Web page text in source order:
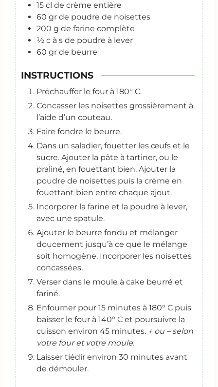
15 cl de crème entière
60 gr de poudre de noisettes
200 g de farine complète
½ c à s de poudre à lever
60 gr de beurre
INSTRUCTIONS
Préchauffer le four à 180° C.
Concasser les noisettes grossièrement à
l’aide d’un couteau.
Faire fondre le beurre.
Dans un saladier, fouetter les œufs et le
sucre. Ajouter la pâte à tartiner, ou le
praliné, en fouettant bien. Ajouter la
poudre de noisettes puis la crème en
fouettant bien entre chaque ajout.
Incorporer la farine et la poudre à lever,
avec une spatule.
Ajouter le beurre fondu et mélanger
doucement jusqu’à ce que le mélange
soit homogène. Incorporer les noisettes
concassées.
Verser dans le moule à cake beurré et
fariné.
Enfourner pour 15 minutes à 180° C puis
baisser le four à 140° C et poursuivre la
cuisson environ 45 minutes. + ou – selon
votre four et votre moule.
Laisser tiédir environ 30 minutes avant
de démouler.